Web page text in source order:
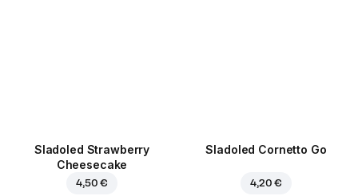
Sladoled Strawberry
Cheesecake
4,50 €
Sladoled Cornetto Go
4,20 €